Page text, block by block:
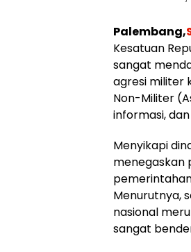
Palembang,
Kesatuan
sangat
agresi militer
Non-Militer
informasi,
Menyikapi
menegaskan
Menurutnya,
nasional
sangat